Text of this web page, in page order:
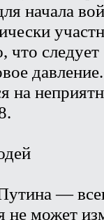
начала
следует
на
—
не может